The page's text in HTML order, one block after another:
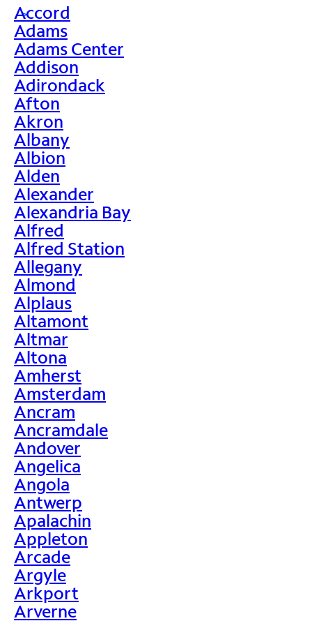
>
Accord
Adams
Adams Center
Addison
Adirondack
Afton
Akron
Albany
Albion
Alden
Alexander
Alexandria Bay
Alfred
Alfred Station
Allegany
Almond
Alplaus
Altamont
Altmar
Altona
Amherst
Amsterdam
Ancram
Ancramdale
Andover
Angelica
Angola
Antwerp
Apalachin
Appleton
Arcade
Argyle
Arkport
Arverne